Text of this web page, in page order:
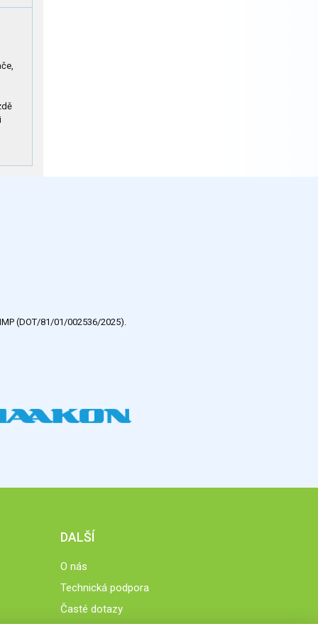
(DOT/81/01/002536/2025).
DALŠÍ
O nás
Technická podpora
Časté dotazy